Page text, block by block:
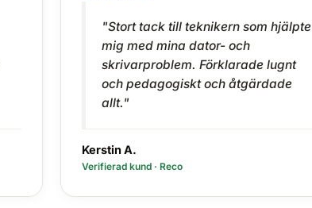
"Stort tack till teknikern som hjälpte
mig med mina dator- och
skrivarproblem. Förklarade lugnt
och pedagogiskt och åtgärdade
allt."
Kerstin A.
Verifierad kund · Reco